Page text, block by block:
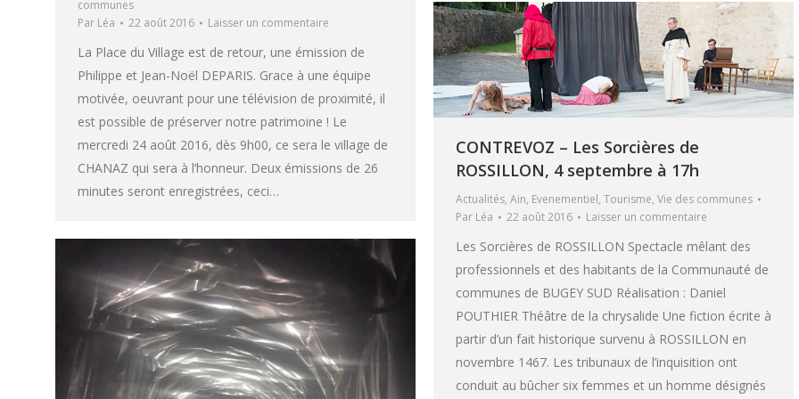
communes
Par Léa 22 août 2016 Laisser un commentaire
La Place du Village est de retour, une émission de
Philippe et Jean-Noël DEPARIS. Grace à une équipe
motivée, oeuvrant pour une télévision de proximité, il
est possible de préserver notre patrimoine ! Le
mercredi 24 août 2016, dès 9h00, ce sera le village de
CHANAZ qui sera à l’honneur. Deux émissions de 26
minutes seront enregistrées, ceci…
CONTREVOZ – Les Sorcières de
ROSSILLON, 4 septembre à 17h
Actualités, Ain, Evenementiel, Tourisme, Vie des communes
Par Léa 22 août 2016 Laisser un commentaire
Les Sorcières de ROSSILLON Spectacle mêlant des
professionnels et des habitants de la Communauté de
communes de BUGEY SUD Réalisation : Daniel
POUTHIER Théâtre de la chrysalide Une fiction écrite à
partir d’un fait historique survenu à ROSSILLON en
novembre 1467. Les tribunaux de l’inquisition ont
conduit au bûcher six femmes et un homme désignés